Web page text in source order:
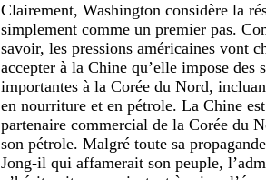
Clairement, Washington considère la
simplement comme un premier pas.
savoir, les pressions américaines vont
accepter à la Chine qu’elle impose des
importantes à la Corée du Nord,
en nourriture et en pétrole. La Chine
partenaire commercial de la Corée du
son pétrole. Malgré toute sa
Jong-il qui affamerait son peuple,